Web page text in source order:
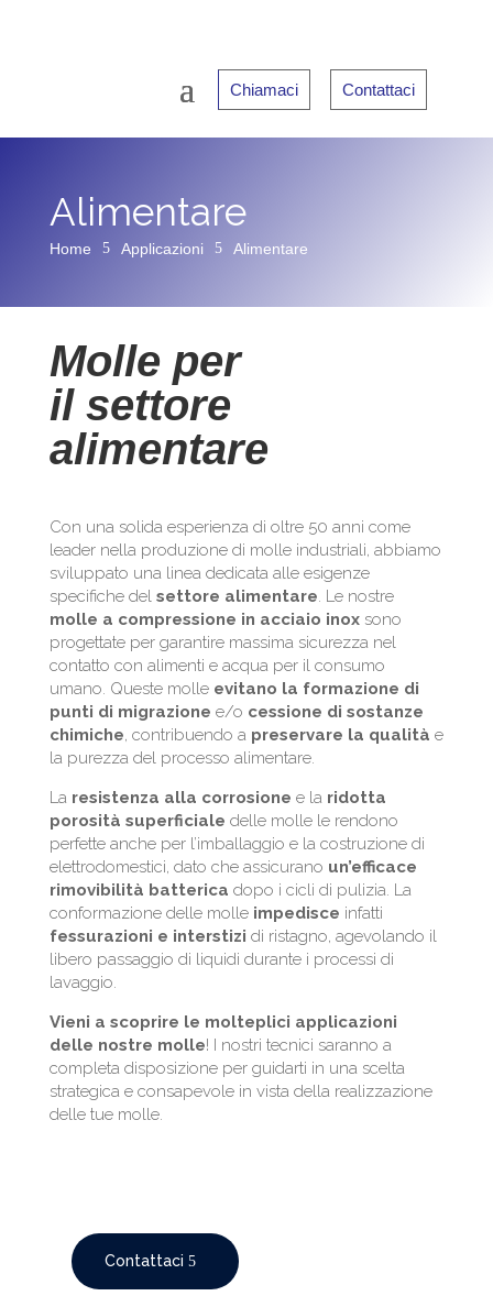
Chiamaci Contattaci
Alimentare
Home 5 Applicazioni 5 Alimentare
Molle per
il settore
alimentare
Con una solida esperienza di oltre 50 anni come
leader nella produzione di molle industriali, abbiamo
sviluppato una linea dedicata alle esigenze
specifiche del settore alimentare. Le nostre
molle a compressione in acciaio inoxsono
progettate per garantire massima sicurezza nel
contatto con alimenti e acqua per il consumo
umano. Queste molle evitano la formazione di
punti di migrazione e/o cessione di sostanze
chimiche, contribuendo a preservare la qualità e
la purezza del processo alimentare.
La resistenza alla corrosione e la ridotta
porosità superficiale delle molle le rendono
perfette anche per l’imballaggio e la costruzione di
elettrodomestici, dato che assicurano un’efficace
rimovibilità batterica dopo i cicli di pulizia. La
conformazione delle molle impedisce infatti
fessurazioni e interstizi di ristagno, agevolando il
libero passaggio di liquidi durante i processi di
lavaggio.
Vieni a scoprire le molteplici applicazioni
delle nostre molle! I nostri tecnici saranno a
completa disposizione per guidarti in una scelta
strategica e consapevole in vista della realizzazione
delle tue molle.
Contattaci